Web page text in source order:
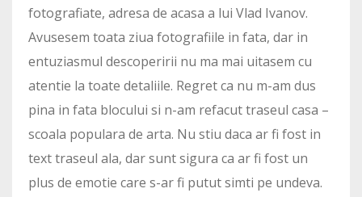
fotografiate, adresa de acasa a lui Vlad Ivanov.
Avusesem toata ziua fotografiile in fata, dar in
entuziasmul descoperirii nu ma mai uitasem cu
atentie la toate detaliile. Regret ca nu m-am dus
pina in fata blocului si n-am refacut traseul casa –
scoala populara de arta. Nu stiu daca ar fi fost in
text traseul ala, dar sunt sigura ca ar fi fost un
plus de emotie care s-ar fi putut simti pe undeva.